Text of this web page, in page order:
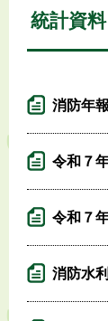
統計資料
消防年報
令和７
令和７
消防水